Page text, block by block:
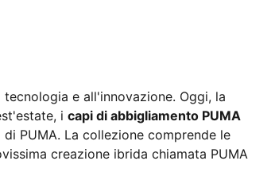
e all'innovazione. Oggi, la
i capi di abbigliamento PUMA
PUMA. La collezione comprende le
creazione ibrida chiamata PUMA